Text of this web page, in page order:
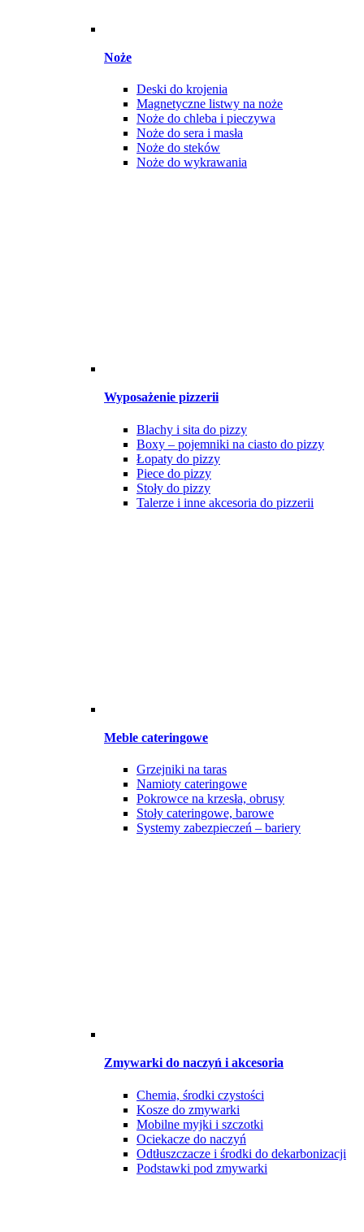
Noże
Deski do krojenia
Magnetyczne listwy na noże
Noże do chleba i pieczywa
Noże do sera i masła
Noże do steków
Noże do wykrawania
Wyposażenie pizzerii
Blachy i sita do pizzy
Boxy – pojemniki na ciasto do pizzy
Łopaty do pizzy
Piece do pizzy
Stoły do pizzy
Talerze i inne akcesoria do pizzerii
Meble cateringowe
Grzejniki na taras
Namioty cateringowe
Pokrowce na krzesła, obrusy
Stoły cateringowe, barowe
Systemy zabezpieczeń – bariery
Zmywarki do naczyń i akcesoria
Chemia, środki czystości
Kosze do zmywarki
Mobilne myjki i szczotki
Ociekacze do naczyń
Odtłuszczacze i środki do dekarbonizacji
Podstawki pod zmywarki